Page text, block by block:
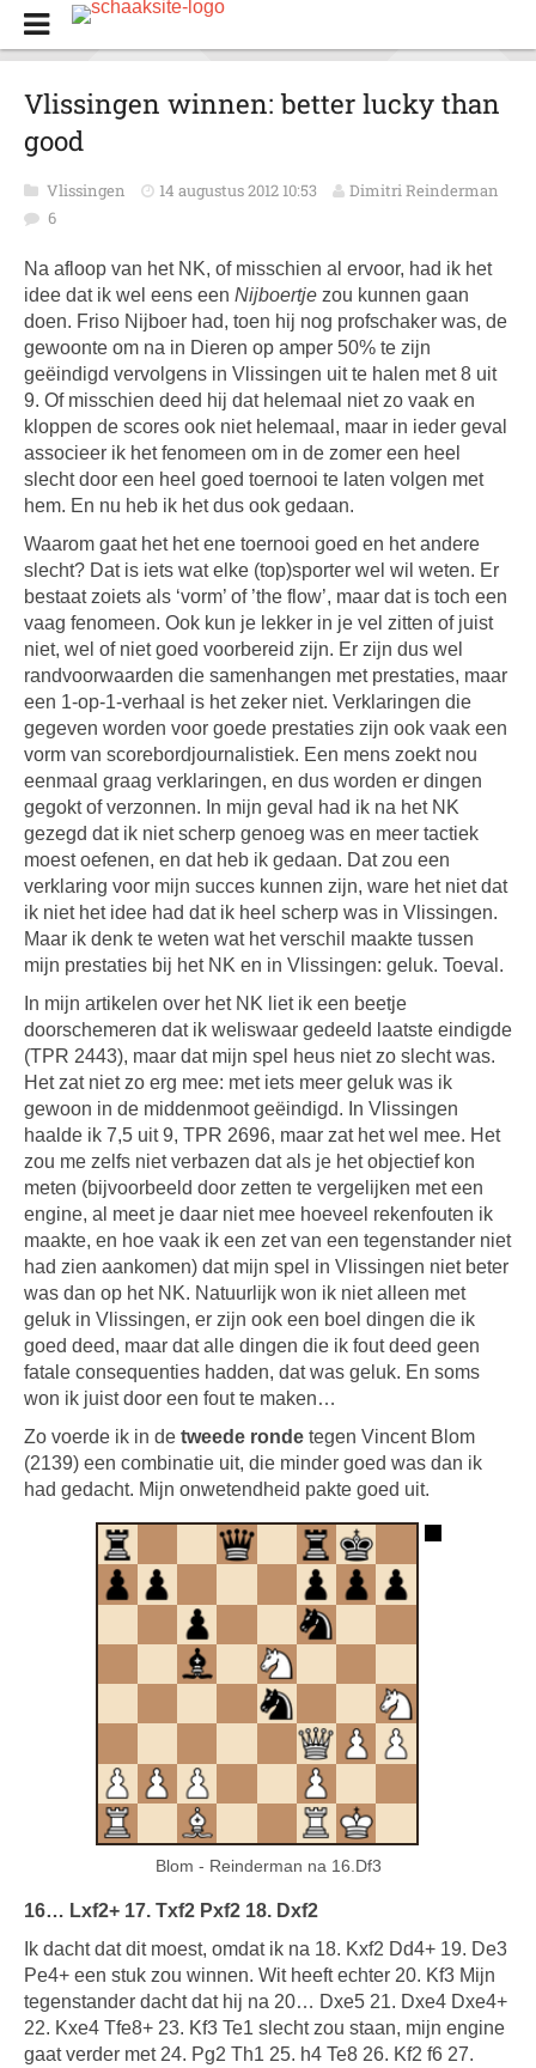
Vlissingen winnen: better lucky than
good
Vlissingen 14 augustus 2012 10:53
Dimitri Reinderman
6
Na afloop van het NK, of misschien al ervoor, had ik het
idee dat ik wel eens een Nijboertje zou kunnen gaan
doen. Friso Nijboer had, toen hij nog profschaker was, de
gewoonte om na in Dieren op amper 50% te zijn
geëindigd vervolgens in Vlissingen uit te halen met 8 uit
9. Of misschien deed hij dat helemaal niet zo vaak en
kloppen de scores ook niet helemaal, maar in ieder geval
associeer ik het fenomeen om in de zomer een heel
slecht door een heel goed toernooi te laten volgen met
hem. En nu heb ik het dus ook gedaan.
Waarom gaat het het ene toernooi goed en het andere
slecht? Dat is iets wat elke (top)sporter wel wil weten. Er
bestaat zoiets als ‘vorm’ of ’the flow’, maar dat is toch een
vaag fenomeen. Ook kun je lekker in je vel zitten of juist
niet, wel of niet goed voorbereid zijn. Er zijn dus wel
randvoorwaarden die samenhangen met prestaties, maar
een 1-op-1-verhaal is het zeker niet. Verklaringen die
gegeven worden voor goede prestaties zijn ook vaak een
vorm van scorebordjournalistiek. Een mens zoekt nou
eenmaal graag verklaringen, en dus worden er dingen
gegokt of verzonnen. In mijn geval had ik na het NK
gezegd dat ik niet scherp genoeg was en meer tactiek
moest oefenen, en dat heb ik gedaan. Dat zou een
verklaring voor mijn succes kunnen zijn, ware het niet dat
ik niet het idee had dat ik heel scherp was in Vlissingen.
Maar ik denk te weten wat het verschil maakte tussen
mijn prestaties bij het NK en in Vlissingen: geluk. Toeval.
In mijn artikelen over het NK liet ik een beetje
doorschemeren dat ik weliswaar gedeeld laatste eindigde
(TPR 2443), maar dat mijn spel heus niet zo slecht was.
Het zat niet zo erg mee: met iets meer geluk was ik
gewoon in de middenmoot geëindigd. In Vlissingen
haalde ik 7,5 uit 9, TPR 2696, maar zat het wel mee. Het
zou me zelfs niet verbazen dat als je het objectief kon
meten (bijvoorbeeld door zetten te vergelijken met een
engine, al meet je daar niet mee hoeveel rekenfouten ik
maakte, en hoe vaak ik een zet van een tegenstander niet
had zien aankomen) dat mijn spel in Vlissingen niet beter
was dan op het NK. Natuurlijk won ik niet alleen met
geluk in Vlissingen, er zijn ook een boel dingen die ik
goed deed, maar dat alle dingen die ik fout deed geen
fatale consequenties hadden, dat was geluk. En soms
won ik juist door een fout te maken…
Zo voerde ik in de tweede ronde tegen Vincent Blom
(2139) een combinatie uit, die minder goed was dan ik
had gedacht. Mijn onwetendheid pakte goed uit.
Blom - Reinderman na 16.Df3
16… Lxf2+ 17. Txf2 Pxf2 18. Dxf2
Ik dacht dat dit moest, omdat ik na 18. Kxf2 Dd4+ 19. De3
Pe4+ een stuk zou winnen. Wit heeft echter 20. Kf3 Mijn
tegenstander dacht dat hij na 20… Dxe5 21. Dxe4 Dxe4+
22. Kxe4 Tfe8+ 23. Kf3 Te1 slecht zou staan, mijn engine
gaat verder met 24. Pg2 Th1 25. h4 Te8 26. Kf2 f6 27.